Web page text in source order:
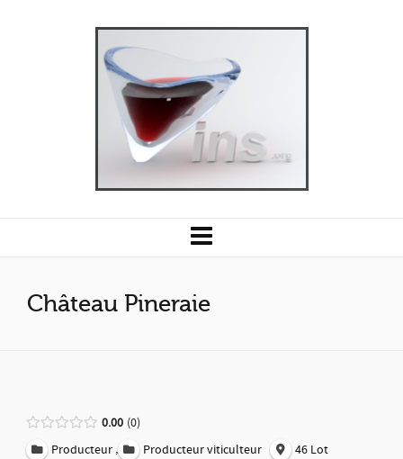
Château Pineraie
0.00 0
Producteur , Producteur viticulteur 46 Lot